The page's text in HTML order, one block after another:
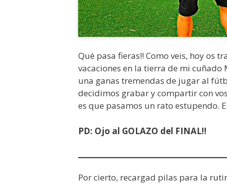
Qué pasa fieras!! Como veis, hoy os
vacaciones en la tierra de mi cuñado
una ganas tremendas de jugar al
decidimos grabar y compartir con
es que pasamos un rato estupendo.
PD: Ojo al GOLAZO del FINAL!!
Por cierto, recargad pilas para la